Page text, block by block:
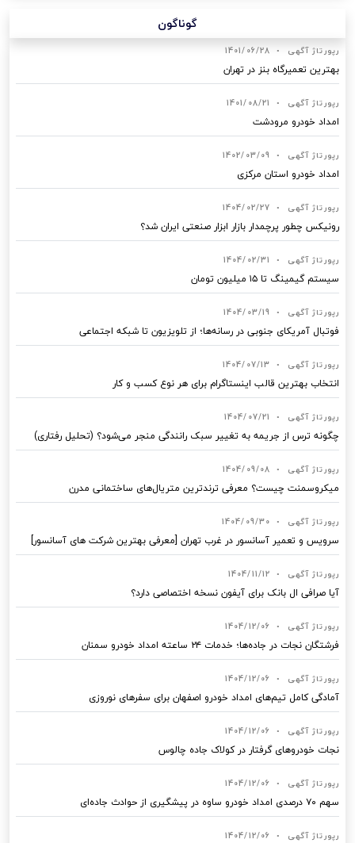
گوناگون
رپورتاژ آگهی •
1401/06/28
بهترین تعمیرگاه بنز در تهران
رپورتاژ آگهی •
1401/08/21
امداد خودرو مرودشت
رپورتاژ آگهی •
1402/03/09
امداد خودرو استان مرکزی
رپورتاژ آگهی •
1404/02/27
رونیکس چطور پرچمدار بازار ابزار صنعتی ایران شد؟
رپورتاژ آگهی •
1404/02/31
سیستم گیمینگ تا ۱۵ میلیون تومان
رپورتاژ آگهی •
1404/03/19
فوتبال آمریکای جنوبی در رسانه‌ها؛ از تلویزیون تا شبکه اجتماعی
رپورتاژ آگهی •
1404/07/13
انتخاب بهترین قالب‌ اینستاگرام برای هر نوع کسب‌ و کار
رپورتاژ آگهی •
1404/07/21
چگونه ترس از جریمه به تغییر سبک رانندگی منجر می‌شود؟ (تحلیل رفتاری)
رپورتاژ آگهی •
1404/09/08
میکروسمنت چیست؟ معرفی ترندترین متریال‌های ساختمانی مدرن
رپورتاژ آگهی •
1404/09/30
سرویس و تعمیر آسانسور در غرب تهران [معرفی بهترین شرکت های آسانسور]
رپورتاژ آگهی •
1404/11/12
آیا صرافی ال بانک برای آیفون نسخه اختصاصی دارد؟
رپورتاژ آگهی •
1404/12/06
فرشتگان نجات در جاده‌ها؛ خدمات ۲۴ ساعته امداد خودرو سمنان
رپورتاژ آگهی •
1404/12/06
آمادگی کامل تیم‌های امداد خودرو اصفهان برای سفرهای نوروزی
رپورتاژ آگهی •
1404/12/06
نجات خودروهای گرفتار در کولاک جاده چالوس
رپورتاژ آگهی •
1404/12/06
سهم ۷۰ درصدی امداد خودرو ساوه در پیشگیری از حوادث جاده‌ای
رپورتاژ آگهی •
1404/12/06